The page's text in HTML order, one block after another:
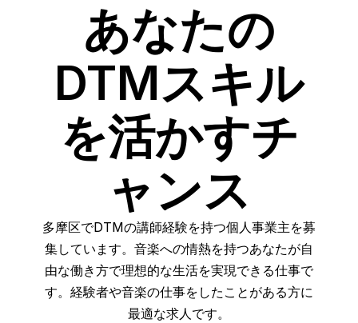
あなたの
DTMスキル
を活かすチ
ャンス
多摩区でDTMの講師経験を持つ個人事業主を募
集しています。音楽への情熱を持つあなたが自
由な働き方で理想的な生活を実現できる仕事で
す。経験者や音楽の仕事をしたことがある方に
最適な求人です。